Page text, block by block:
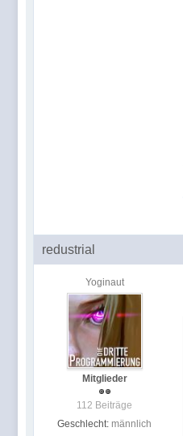
redustrial
Yoginaut
Mitglieder
112 Beiträge
Geschlecht: männlich